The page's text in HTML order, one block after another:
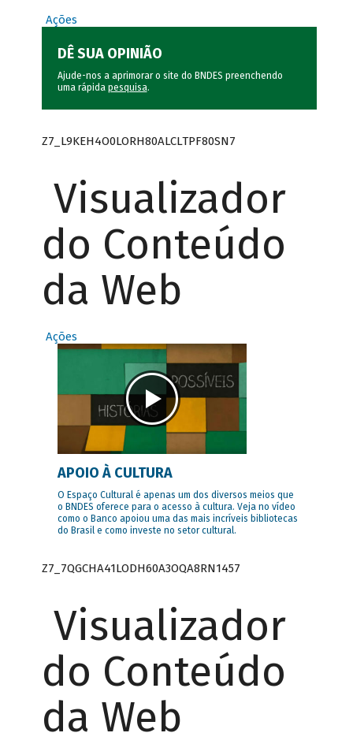
Ações
DÊ SUA OPINIÃO
Ajude-nos a aprimorar o site do BNDES preenchendo
uma rápida pesquisa.
Z7_L9KEH4O0LORH80ALCLTPF80SN7
Visualizador
do Conteúdo
da Web
Ações
APOIO À CULTURA
O Espaço Cultural é apenas um dos diversos meios que
o BNDES oferece para o acesso à cultura. Veja no vídeo
como o Banco apoiou uma das mais incríveis bibliotecas
do Brasil e como investe no setor cultural.
Z7_7QGCHA41LODH60A3OQA8RN1457
Visualizador
do Conteúdo
da Web